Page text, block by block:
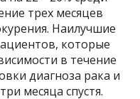
трех месяцев
Наилучшие
которые
в течение
диагноза рака и
месяца спустя.